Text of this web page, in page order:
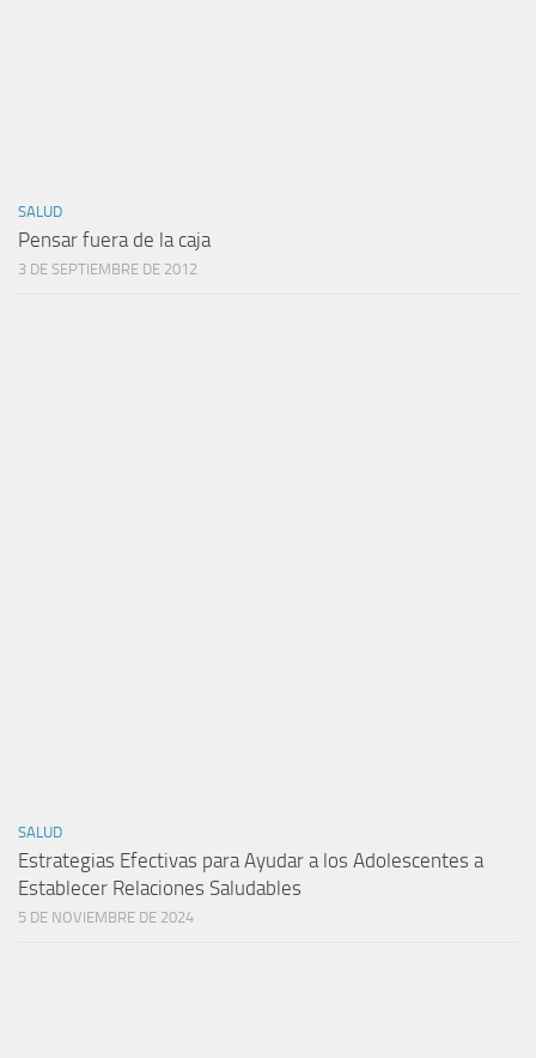
SALUD
Pensar fuera de la caja
3 DE SEPTIEMBRE DE 2012
SALUD
Estrategias Efectivas para Ayudar a los Adolescentes a
Establecer Relaciones Saludables
5 DE NOVIEMBRE DE 2024